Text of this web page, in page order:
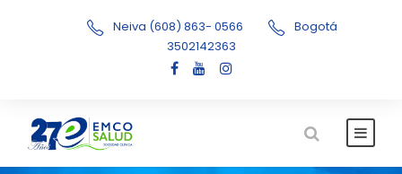
Neiva (608) 863- 0566
Bogotá
3502142363